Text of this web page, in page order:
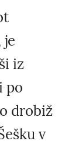
je
iz
po
drobiž
v